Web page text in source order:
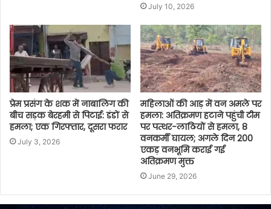
July 10, 2026
प्रेम प्रसंग के शक में नाबालिग की
बीच सड़क बेरहमी से पिटाई: डंडों से
हमला; एक गिरफ्तार, दूसरा फरार
July 3, 2026
महिलाओं की आड़ में वन अमले पर
हमला: अतिक्रमण हटाने पहुंची टीम
पर पत्थर-लाठियों से हमला, 8
वनकर्मी घायल; अगले दिन 200
एकड़ वनभूमि कराई गई
अतिक्रमण मुक्त
June 29, 2026